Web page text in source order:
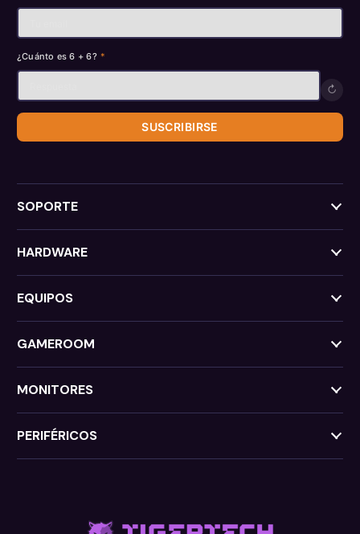
¿Cuánto es 6 + 6? *
↻
SUSCRIBIRSE
SOPORTE
HARDWARE
EQUIPOS
GAMEROOM
MONITORES
PERIFÉRICOS